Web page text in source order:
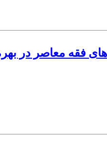
فقه معاصر در